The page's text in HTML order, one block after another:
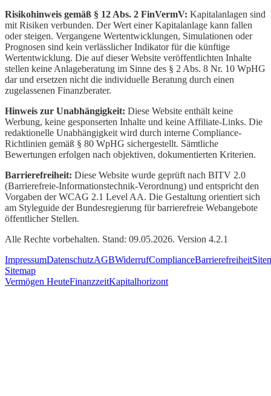
Risikohinweis gemäß § 12 Abs. 2 FinVermV: Kapitalanlagen sind
mit Risiken verbunden. Der Wert einer Kapitalanlage kann fallen
oder steigen. Vergangene Wertentwicklungen, Simulationen oder
Prognosen sind kein verlässlicher Indikator für die künftige
Wertentwicklung. Die auf dieser Website veröffentlichten Inhalte
stellen keine Anlageberatung im Sinne des § 2 Abs. 8 Nr. 10 WpHG
dar und ersetzen nicht die individuelle Beratung durch einen
zugelassenen Finanzberater.
Hinweis zur Unabhängigkeit: Diese Website enthält keine
Werbung, keine gesponserten Inhalte und keine Affiliate-Links. Die
redaktionelle Unabhängigkeit wird durch interne Compliance-
Richtlinien gemäß § 80 WpHG sichergestellt. Sämtliche
Bewertungen erfolgen nach objektiven, dokumentierten Kriterien.
Barrierefreiheit: Diese Website wurde geprüft nach BITV 2.0
(Barrierefreie-Informationstechnik-Verordnung) und entspricht den
Vorgaben der WCAG 2.1 Level AA. Die Gestaltung orientiert sich
am Styleguide der Bundesregierung für barrierefreie Webangebote
öffentlicher Stellen.
Alle Rechte vorbehalten. Stand: 09.05.2026. Version 4.2.1
ImpressumDatenschutzAGBWiderrufComplianceBarrierefreiheit
Sitemap
Vermögen HeuteFinanzzeitKapitalhorizont